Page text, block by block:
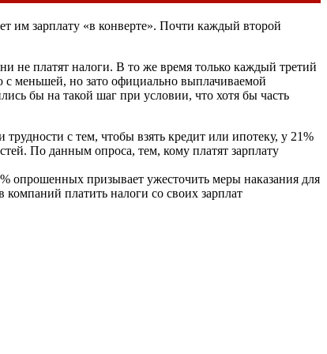
им зарплату «в конверте». Почти каждый второй
не платят налоги. В то же время только каждый третий
меньшей, но зато официально выплачиваемой
бы на такой шаг при условии, что хотя бы часть
с тем, чтобы взять кредит или ипотеку, у 21%
По данным опроса, тем, кому платят зарплату
опрошенных призывает ужесточить меры наказания для
платить налоги со своих зарплат